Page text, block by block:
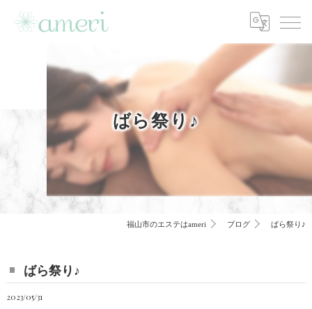
ばら祭り♪
福山市のエステはameri ブログ ばら祭り♪
ばら祭り♪
2023/05/31